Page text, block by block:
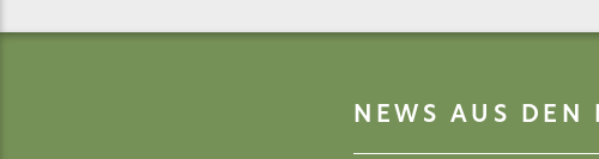
NEWS AUS DEN